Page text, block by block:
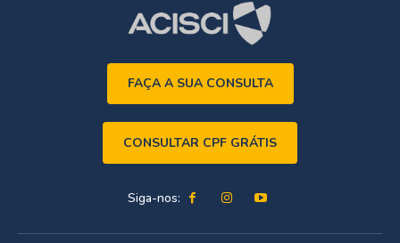
FAÇA A SUA CONSULTA
CONSULTAR CPF GRÁTIS
Siga-nos: